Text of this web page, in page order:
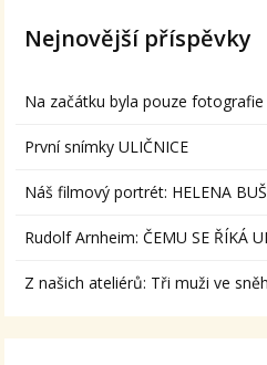
Nejnovější příspěvky
Na začátku byla pouze fotografie
První snímky ULIČNICE
Náš filmový portrét: HELENA
Rudolf Arnheim: ČEMU SE ŘÍKÁ
Z našich ateliérů: Tři muži ve